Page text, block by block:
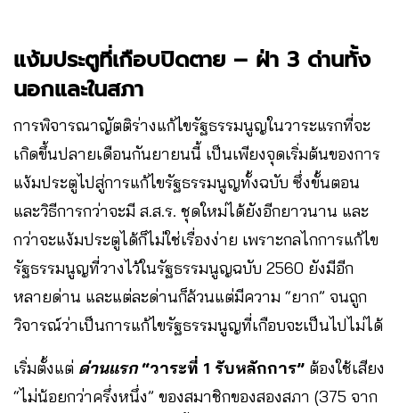
แง้มประตูที่เกือบปิดตาย – ฝ่า 3 ด่านทั้ง
นอกและในสภา
การพิจารณาญัตติร่างแก้ไขรัฐธรรมนูญในวาระแรกที่จะ
เกิดขึ้นปลายเดือนกันยายนนี้ เป็นเพียงจุดเริ่มต้นของการ
แง้มประตูไปสู่การแก้ไขรัฐธรรมนูญทั้งฉบับ ซึ่งขั้นตอน
และวิธีการกว่าจะมี ส.ส.ร. ชุดใหม่ได้ยังอีกยาวนาน และ
กว่าจะแง้มประตูได้ก็ไม่ใช่เรื่องง่าย เพราะกลไกการแก้ไข
รัฐธรรมนูญที่วางไว้ในรัฐธรรมนูญฉบับ 2560 ยังมีอีก
หลายด่าน และแต่ละด่านก็ล้วนแต่มีความ “ยาก” จนถูก
วิจารณ์ว่าเป็นการแก้ไขรัฐธรรมนูญที่เกือบจะเป็นไปไม่ได้
เริ่มตั้งแต่ ด่านแรก “วาระที่ 1 รับหลักการ” ต้องใช้เสียง
“ไม่น้อยกว่าครึ่งหนึ่ง” ของสมาชิกของสองสภา (375 จาก